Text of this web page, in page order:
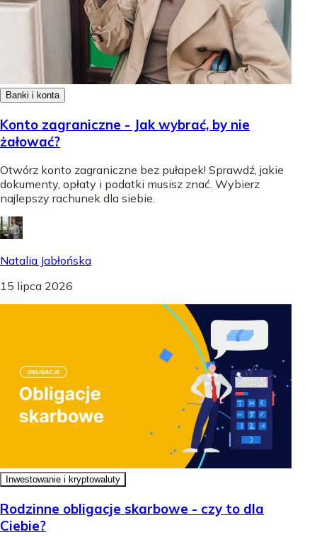
Banki i konta
Konto zagraniczne - Jak wybrać, by nie
żałować?
Otwórz konto zagraniczne bez pułapek! Sprawdź, jakie
dokumenty, opłaty i podatki musisz znać. Wybierz
najlepszy rachunek dla siebie.
Natalia Jabłońska
15 lipca 2026
Inwestowanie i kryptowaluty
Rodzinne obligacje skarbowe - czy to dla
Ciebie?